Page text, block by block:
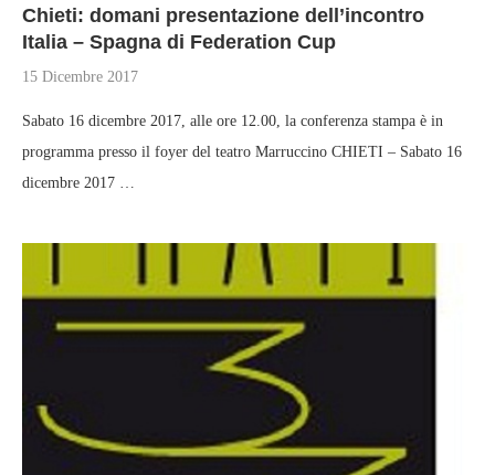
Chieti: domani presentazione dell’incontro
Italia – Spagna di Federation Cup
15 Dicembre 2017
Sabato 16 dicembre 2017, alle ore 12.00, la conferenza stampa è in
programma presso il foyer del teatro Marruccino CHIETI – Sabato 16
dicembre 2017 …